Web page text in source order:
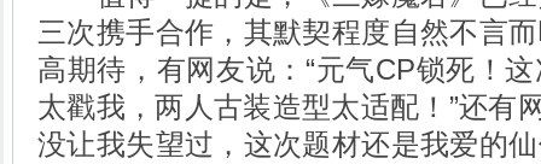
三次携手合作，其默契程度自然不言
高期待，有网友说：“元气CP锁死！
太戳我，两人古装造型太适配！”还有
没让我失望过，这次题材还是我爱的